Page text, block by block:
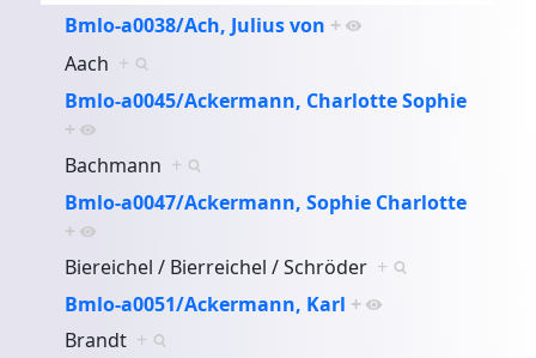
Bmlo-a0038/Ach, Julius von +
Aach +
Bmlo-a0045/Ackermann, Charlotte Sophie
+
Bachmann +
Bmlo-a0047/Ackermann, Sophie Charlotte
+
Biereichel / Bierreichel / Schröder +
Bmlo-a0051/Ackermann, Karl +
Brandt +